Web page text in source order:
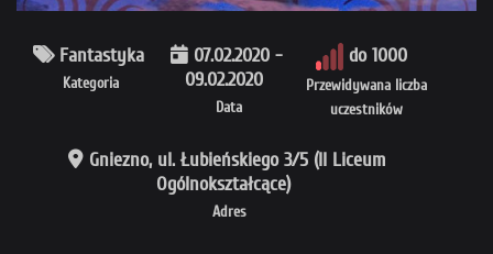
Kategoria
Fantastyka
Data
07.02.2020 -
09.02.2020
Przewidywana liczba
uczestników
do 1000
Adres
Gniezno, ul. Łubieńskiego 3/5 (II Liceum
Ogólnokształcące)